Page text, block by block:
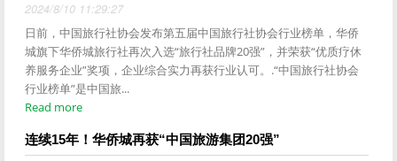
2024/8/10 11:29:27
日前，中国旅行社协会发布第五届中国旅行社协会行业榜单，华侨
城旗下华侨城旅行社再次入选“旅行社品牌20强”，并荣获“优质疗休
养服务企业”奖项，企业综合实力再获行业认可。.“中国旅行社协会
行业榜单”是中国旅...
Read more
连续15年！华侨城再获“中国旅游集团20强”